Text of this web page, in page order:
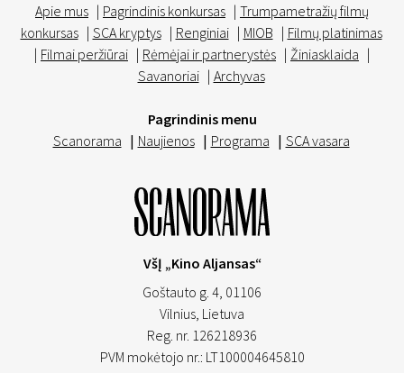
Apie mus | Pagrindinis konkursas | Trumpametražių filmų
konkursas | SCA kryptys | Renginiai | MIOB | Filmų platinimas
| Filmai peržiūrai | Rėmėjai ir partnerystės | Žiniasklaida |
Savanoriai | Archyvas
Pagrindinis menu
Scanorama | Naujienos | Programa | SCA vasara
VšĮ „Kino Aljansas“
Goštauto g. 4, 01106
Vilnius, Lietuva
Reg. nr. 126218936
PVM mokėtojo nr.: LT100004645810